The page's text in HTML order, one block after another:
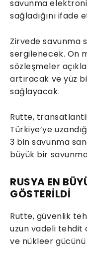
savunma
sağladığını ifade
Zirvede savunma
sergilenecek. On
sözleşmeler
artıracak ve yüz
sağlayacak.
Rutte,
Türkiye’ye
3 bin savunma
büyük bir
RUSYA EN
GÖSTERİLDİ
Rutte, güvenlik
uzun vadeli tehdit
ve nükleer